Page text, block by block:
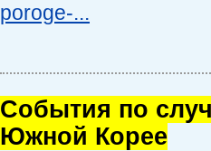
poroge-...
Cобытия по
Южной Корее